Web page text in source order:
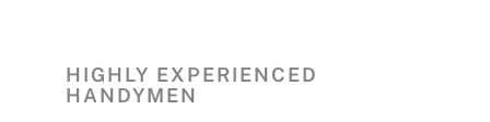
HIGHLY EXPERIENCED
HANDYMEN